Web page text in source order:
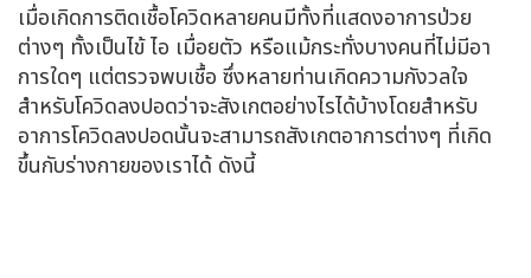
เมื่อเกิดการติดเชื้อโควิดหลายคนมีทั้งที่แสดงอาการป่วย
ต่างๆ ทั้งเป็นไข้ ไอ เมื่อยตัว หรือแม้กระทั่งบางคนที่ไม่มีอา
การใดๆ แต่ตรวจพบเชื้อ ซึ่งหลายท่านเกิดความกังวลใจ
สำหรับโควิดลงปอดว่าจะสังเกตอย่างไรได้บ้างโดยสำหรับ
อาการโควิดลงปอดนั้นจะสามารถสังเกตอาการต่างๆ ที่เกิด
ขึ้นกับร่างกายของเราได้ ดังนี้